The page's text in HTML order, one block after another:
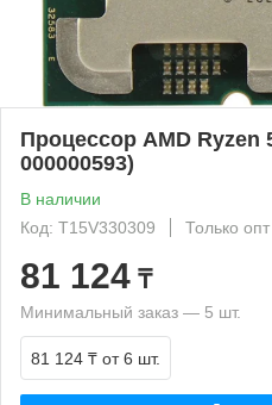
Процессор AMD Ryzen
000000593)
В наличии
Код: T15V330309
Только опт
81 124 ₸
Минимальный заказ — 5 шт.
81 124 ₸ от 6 шт.